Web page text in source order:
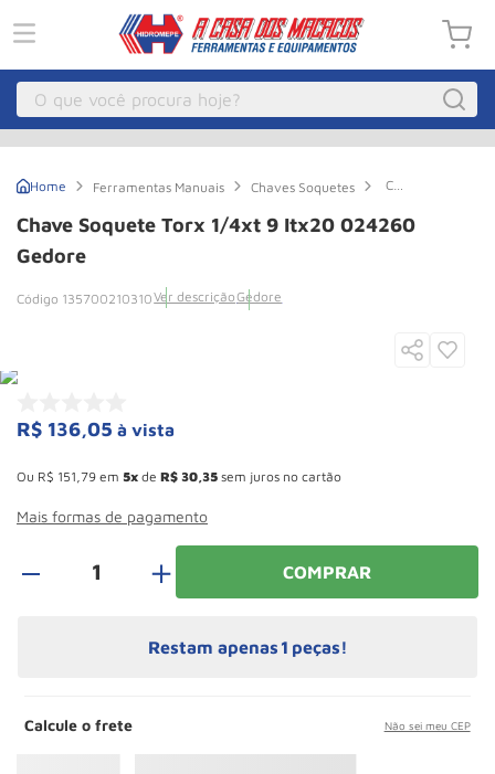
O que você procura hoje?
Ferramentas Manuais Chaves Soquetes
Chave
Torx
1/4xt
Chave Soquete Torx 1/4xt 9 Itx20 024260
Gedore
135700210310Ver descriçãoGedore
R$ 136,05 à vista
Ou R$ 151 79 em 5 de R$ 30 35 sem juros no cartão
Mais formas de pagamento
＋ COMPRAR
Restam apenas 1 peças!
Calcule o frete Não sei meu CEP
º Macaco Hidraulico
8 Talha
9º Rodizio
10 º